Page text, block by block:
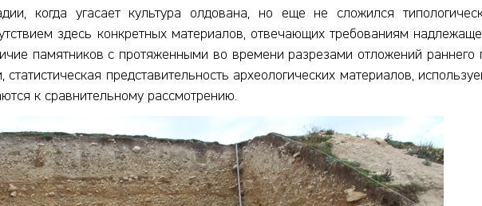
когда угасает культура олдована, но еще не сложился
здесь конкретных материалов, отвечающих требованиям
памятников с протяженными во времени разрезами отложений
представительность археологических материалов,
к сравнительному рассмотрению.